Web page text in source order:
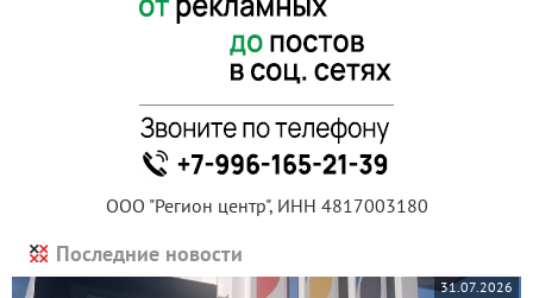
ООО "Регион центр", ИНН 4817003180
Последние новости
31.07.2026